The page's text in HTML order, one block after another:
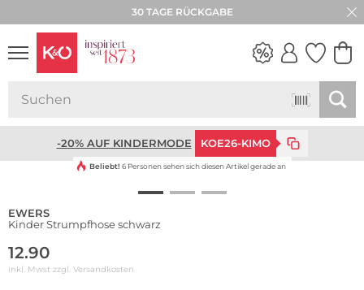
30 TAGE RÜCKGABE
-20% AUF KINDERMODE KOE26-KIMO
Beliebt! 6 Personen sehen sich diesen Artikel gerade an
EWERS
Kinder Strumpfhose schwarz
12.90
inkl. Mwst zzgl. Versandkosten